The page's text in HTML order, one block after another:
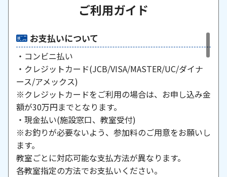
ご利用ガイド
お支払いについて
・コンビニ払い
・クレジットカード(JCB/VISA/MASTER/UC/ダイナ
ース/アメックス)
※クレジットカードをご利用の場合は、お申し込み金
額が30万円までとなります。
・現金払い(施設窓口、教室受付)
※お釣りが必要ないよう、参加料のご用意をお願いし
ます。
教室ごとに対応可能な支払方法が異なります。
各教室指定の方法でお支払いください。